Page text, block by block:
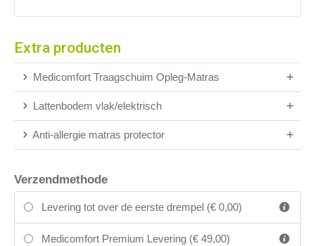
Extra producten
Medicomfort Traagschuim Opleg-Matras
Lattenbodem vlak/elektrisch
Anti-allergie matras protector
Verzendmethode
Levering tot over de eerste drempel (€ 0,00)
Medicomfort Premium Levering (€ 49,00)